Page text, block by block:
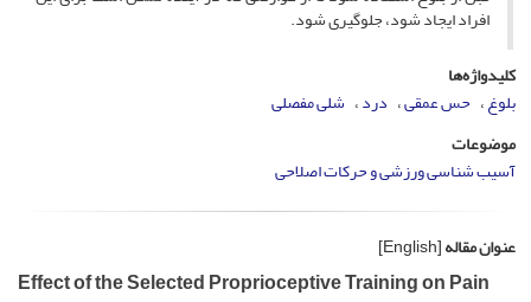
افراد ایجاد شود، جلوگیری شود.
کلیدواژه‌ها
بلوغ حس عمقی درد شلی مفصلی
موضوعات
آسیب شناسی ورزشی و حرکات اصلاحی
عنوان مقاله[English]
Effect of the Selected Proprioceptive Training on Pain